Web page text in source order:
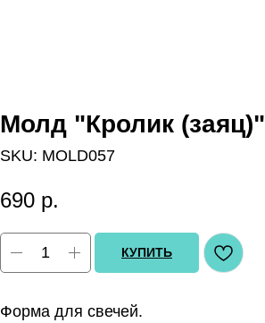
Молд "Кролик (заяц)"
SKU: MOLD057
690 р.
КУПИТЬ
Форма для свечей.